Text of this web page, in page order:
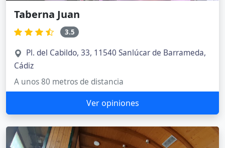
Taberna Juan
3.5
Pl. del Cabildo, 33, 11540 Sanlúcar de Barrameda,
Cádiz
A unos 80 metros de distancia
Ver opiniones